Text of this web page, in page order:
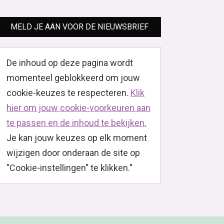
MELD JE AAN VOOR DE NIEUWSBRIEF
De inhoud op deze pagina wordt
momenteel geblokkeerd om jouw
cookie-keuzes te respecteren. Klik
hier om jouw cookie-voorkeuren aan
te passen en de inhoud te bekijken.
Je kan jouw keuzes op elk moment
wijzigen door onderaan de site op
"Cookie-instellingen" te klikken."